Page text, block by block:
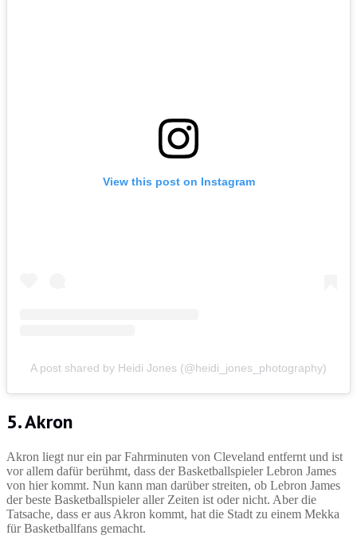
View this post on Instagram
A post shared by Heidi Jones (@heidi_jones_photography)
5. Akron
Akron liegt nur ein par Fahrminuten von Cleveland entfernt und ist
vor allem dafür berühmt, dass der Basketballspieler Lebron James
von hier kommt. Nun kann man darüber streiten, ob Lebron James
der beste Basketballspieler aller Zeiten ist oder nicht. Aber die
Tatsache, dass er aus Akron kommt, hat die Stadt zu einem Mekka
für Basketballfans gemacht.